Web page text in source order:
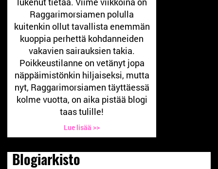
Raggarimorsiamen polulla
kuitenkin ollut tavallista enemmän
kuoppia perhettä kohdanneiden
vakavien sairauksien takia.
Poikkeustilanne on vetänyt jopa
näppäimistönkin hiljaiseksi, mutta
nyt, Raggarimorsiamen täyttäessä
kolme vuotta, on aika pistää blogi
taas tulille!
Lue lisää >>
Blogiarkisto